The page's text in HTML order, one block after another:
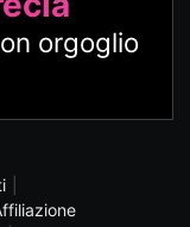
orgoglio